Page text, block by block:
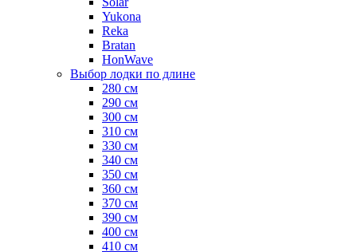
Yukona
Reka
Bratan
HonWave
Выбор лодки по длине
280 см
290 см
300 см
310 см
330 см
340 см
350 см
360 см
370 см
390 см
400 см
410 см